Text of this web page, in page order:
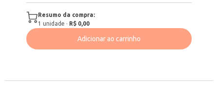
Resumo da compra:
1 unidade · R$ 0,00
Adicionar ao carrinho